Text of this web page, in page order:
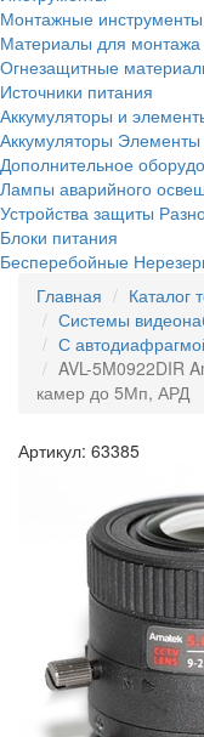
Монтажные инструменты
Материалы для монтажа
Огнезащитные
Источники питания
Аккумуляторы и
Аккумуляторы Элементы
Дополнительное
Лампы аварийного
Устройства защиты
Блоки питания
Бесперебойные
Главная
Каталог
Системы
С
AVL-5M0922DIR
камер до 5Мп, АРД
Артикул: 63385